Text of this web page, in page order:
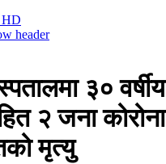
३० वर्षीय
२ जना कोरोना
मृत्यु